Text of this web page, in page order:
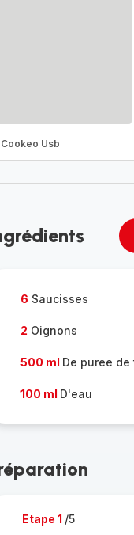
Cookeo Usb
6 Saucisses
2 Oignons
500 ml De puree de
100 ml D'eau
Etape 1 /5